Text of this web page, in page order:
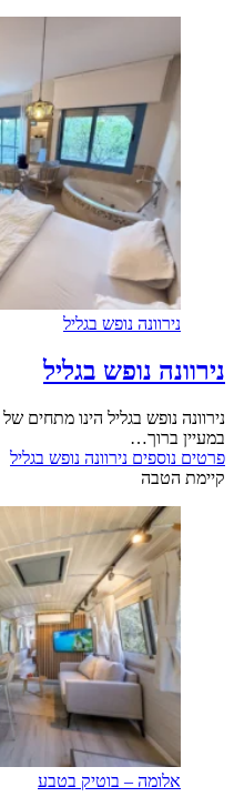
נירוונה נופש בגליל
נירוונה נופש בגליל
במעיין ברוך…
פרטים נוספים נירוונה נופש בגליל
קיימת הטבה
אלומה – בוטיק בטבע